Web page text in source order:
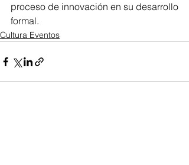
proceso de innovación en su desarrollo
formal.
Cultura Eventos